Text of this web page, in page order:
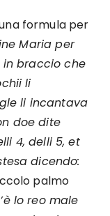
formula per
Maria per
in braccio che
li
li incantava
doe dite
4, delli 5, et
dicendo:
palmo
lo reo male